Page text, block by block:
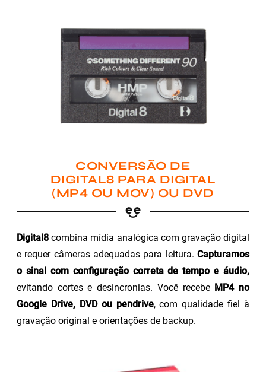
CONVERSÃO DE
DIGITAL8 PARA DIGITAL
(MP4 OU MOV) OU DVD
Digital8 combina mídia analógica com gravação digital
e requer câmeras adequadas para leitura. Capturamos
o sinal com configuração correta de tempo e áudio,
evitando cortes e desincronias. Você recebe MP4 no
Google Drive, DVD ou pendrive, com qualidade fiel à
gravação original e orientações de backup.